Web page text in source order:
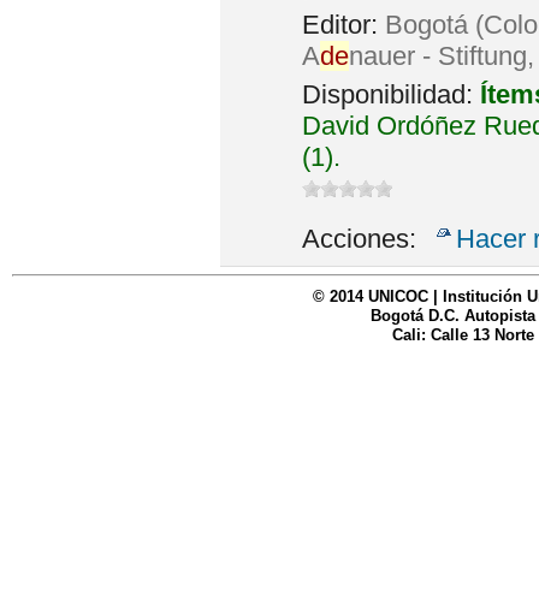
Editor: Bogotá
Adenauer -
Disponibilidad:
David Ordóñez
(1).
Acciones: Hacer
© 2014 UNICOC | Institución
Bogotá D.C. Autopista
Cali: Calle 13 Norte